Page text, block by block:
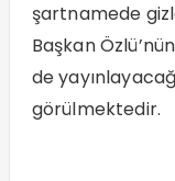
şartnamede
Başkan
de
görülmektedir.